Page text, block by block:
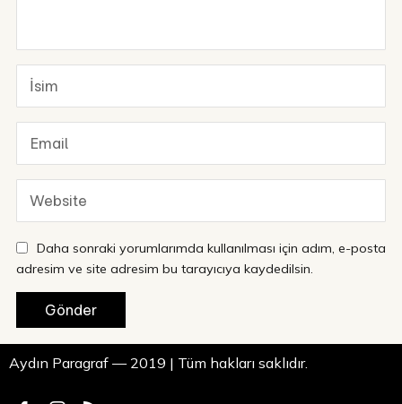
Daha sonraki yorumlarımda kullanılması için adım, e-posta
adresim ve site adresim bu tarayıcıya kaydedilsin.
Aydın Paragraf — 2019 | Tüm hakları saklıdır.